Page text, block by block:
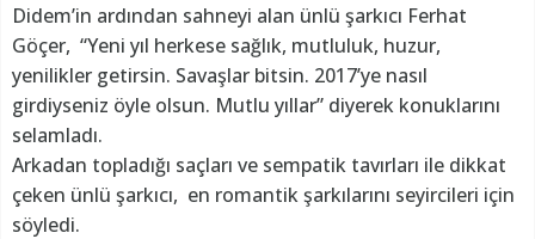
Didem’in ardından sahneyi alan ünlü şarkıcı Ferhat
Göçer, “Yeni yıl herkese sağlık, mutluluk, huzur,
yenilikler getirsin. Savaşlar bitsin. 2017’ye nasıl
girdiyseniz öyle olsun. Mutlu yıllar” diyerek konuklarını
selamladı.
Arkadan topladığı saçları ve sempatik tavırları ile dikkat
çeken ünlü şarkıcı, en romantik şarkılarını seyircileri için
söyledi.